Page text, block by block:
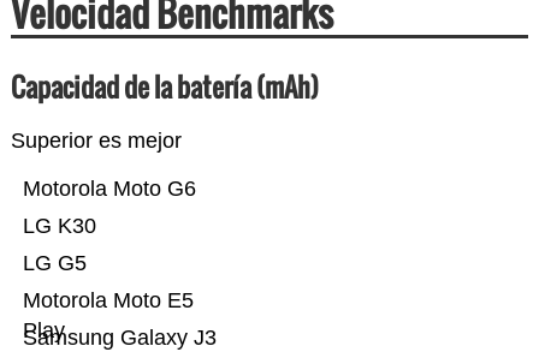
Velocidad Benchmarks
Capacidad de la batería (mAh)
Superior es mejor
Samsung Galaxy J3
Motorola Moto E5
Play
LG G5
LG K30
Motorola Moto G6